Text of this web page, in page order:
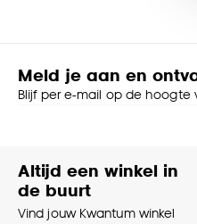
Meld je aan en
Blijf per e-mail op de hoogte
Altijd een winkel in
de buurt
Vind jouw Kwantum winkel